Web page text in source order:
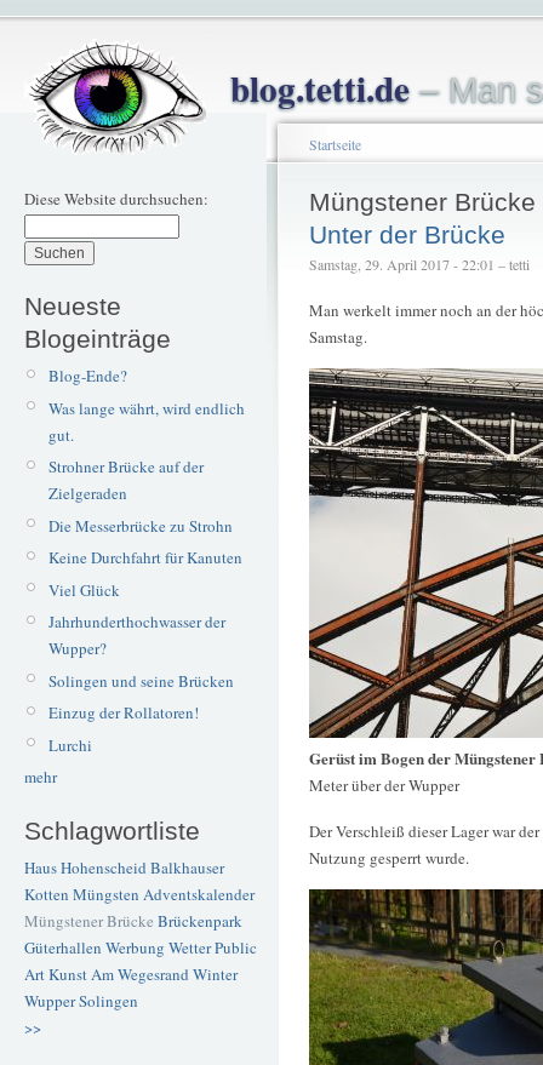
blog.tetti.de– Man
Diese Website durchsuchen:
Neueste
Blogeinträge
Blog-Ende?
Was lange währt, wird endlich
gut.
Strohner Brücke auf der
Zielgeraden
Die Messerbrücke zu Strohn
Keine Durchfahrt für Kanuten
Viel Glück
Jahrhunderthochwasser der
Wupper?
Solingen und seine Brücken
Einzug der Rollatoren!
Lurchi
mehr
Schlagwortliste
Haus Hohenscheid Balkhauser
Kotten Müngsten Adventskalender
Müngstener Brücke Brückenpark
Güterhallen Werbung WetterPublic
ArtKunstAm Wegesrand Winter
WupperSolingen
>>
Startseite
Müngstener Brücke
Unter der Brücke
Samstag, 29. April 2017 - 22:01 – tetti
Man werkelt immer noch an der
Samstag.
Gerüst im Bogen der
Meter über der Wupper
Der Verschleiß dieser Lager war
Nutzung gesperrt wurde.